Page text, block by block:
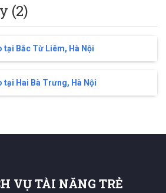
(2)
tại Bắc Từ Liêm, Hà Nội
tại Hai Bà Trưng, Hà Nội
VỤ TÀI NĂNG TRẺ